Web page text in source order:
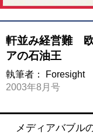
軒並み経営難
アの石油王
執筆者：
Foresight
2003年8月号
メディアバブル